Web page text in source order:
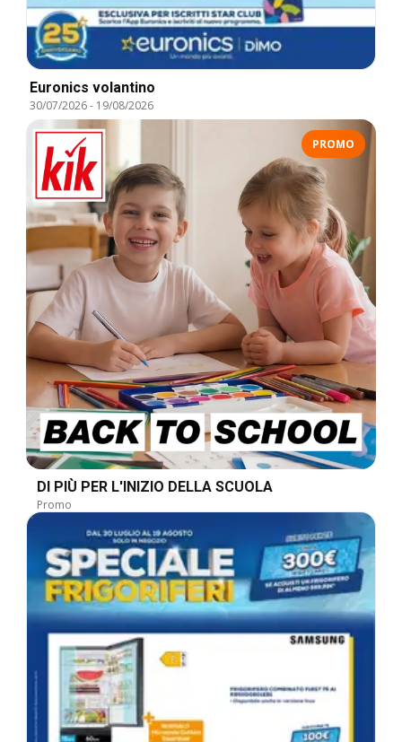
Euronics volantino
30/07/2026- 19/08/2026
PROMO
DI PIÙ PER L'INIZIO DELLA SCUOLA
Promo